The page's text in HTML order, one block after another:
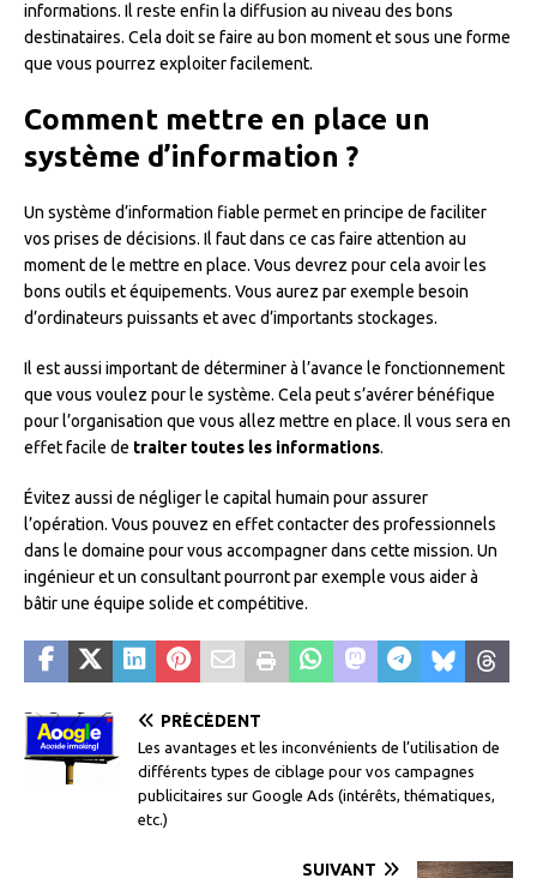
informations. Il reste enfin la diffusion au niveau des bons
destinataires. Cela doit se faire au bon moment et sous une forme
que vous pourrez exploiter facilement.
Comment mettre en place un
système d’information ?
Un système d’information fiable permet en principe de faciliter
vos prises de décisions. Il faut dans ce cas faire attention au
moment de le mettre en place. Vous devrez pour cela avoir les
bons outils et équipements. Vous aurez par exemple besoin
d’ordinateurs puissants et avec d’importants stockages.
Il est aussi important de déterminer à l’avance le fonctionnement
que vous voulez pour le système. Cela peut s’avérer bénéfique
pour l’organisation que vous allez mettre en place. Il vous sera en
effet facile de traiter toutes les informations.
Évitez aussi de négliger le capital humain pour assurer
l’opération. Vous pouvez en effet contacter des professionnels
dans le domaine pour vous accompagner dans cette mission. Un
ingénieur et un consultant pourront par exemple vous aider à
bâtir une équipe solide et compétitive.
PRÉCÉDENT
Les avantages et les inconvénients de l’utilisation de
différents types de ciblage pour vos campagnes
publicitaires sur Google Ads (intérêts, thématiques,
etc.)
SUIVANT